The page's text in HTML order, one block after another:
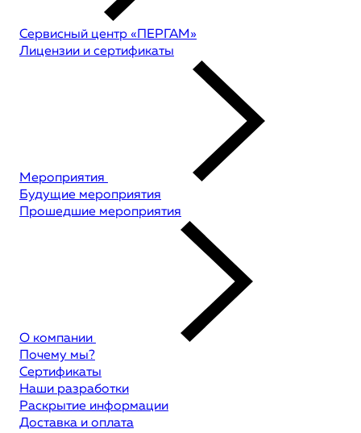
Сервисный центр «ПЕРГАМ»
Лицензии и сертификаты
Мероприятия
Будущие мероприятия
Прошедшие мероприятия
О компании
Почему мы?
Сертификаты
Наши разработки
Раскрытие информации
Доставка и оплата